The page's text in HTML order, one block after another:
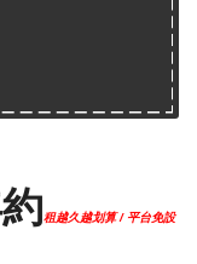
租越久越划算 / 平台免設